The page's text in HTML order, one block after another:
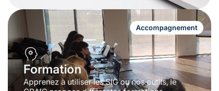
Accompagnement
Formation
Apprenez à utiliser les SIG ou nos outils, le